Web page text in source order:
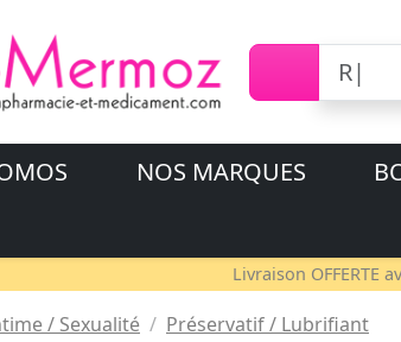
NOS MARQUES
Livraison OFFERTE
/ Sexualité Préservatif / Lubrifiant